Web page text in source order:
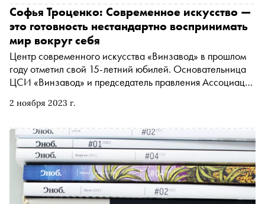
китайского искусства и азиатском арт-рынке
2 ноября 2023 г.
Софья Троценко: Современное искусство —
это готовность нестандартно воспринимать
мир вокруг себя
Центр современного искусства «Винзавод» в прошлом
году отметил свой 15-летний юбилей. Основательница
ЦСИ «Винзавод» и председатель правления Ассоциации
рассказала «Снобу» о проблемах, которые стоят перед
искусства и ценообразовании на современном арт-
рынке